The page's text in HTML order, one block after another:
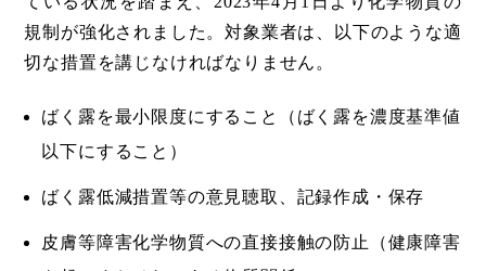
規制が強化されました。対象業者は、以下のような適
切な措置を講じなければなりません。
ばく露を最小限度にすること（ばく露を濃度基準値
以下にすること）
ばく露低減措置等の意見聴取、記録作成・保存
皮膚等障害化学物質への直接接触の防止（健康障害